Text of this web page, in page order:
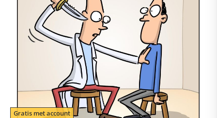
Gratis met account